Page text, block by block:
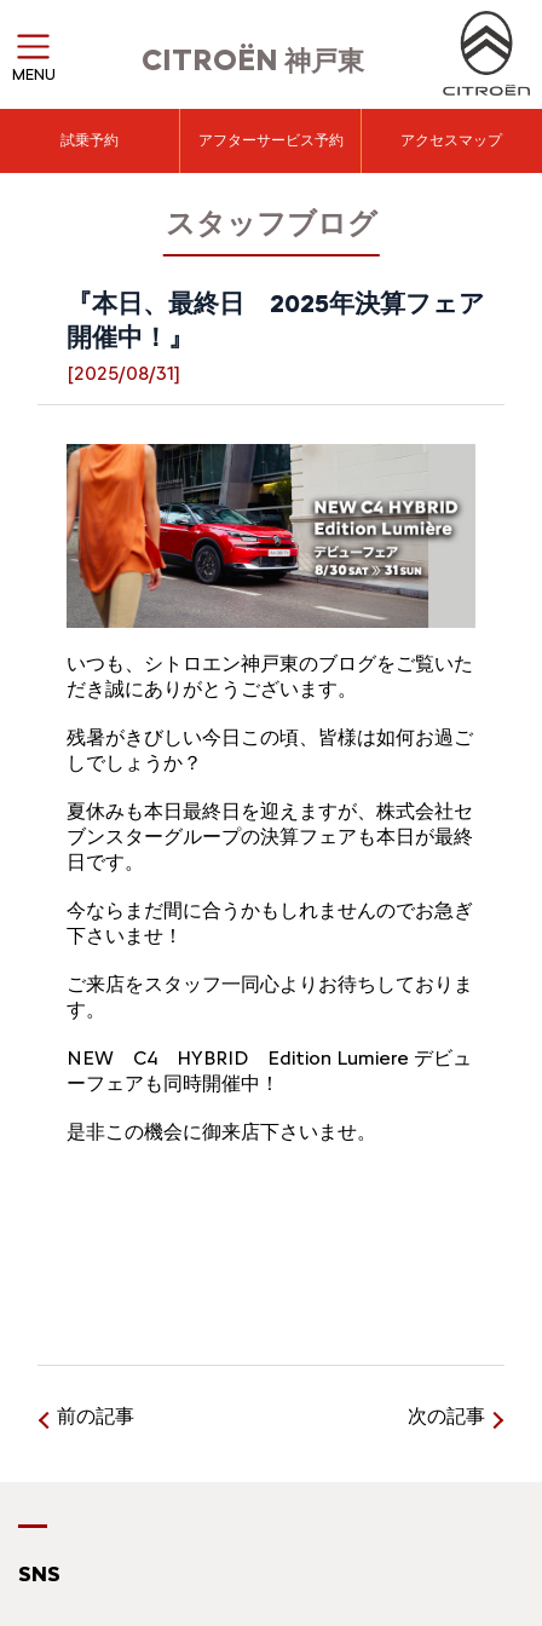
CITROËN神戸東
MENU
試乗予約 アフターサービス予約 アクセスマップ
スタッフブログ
『本日、最終日 2025年決算フェア
開催中！』
[2025/08/31]
いつも、シトロエン神戸東のブログをご覧いた
だき誠にありがとうございます。
残暑がきびしい今日この頃、皆様は如何お過ご
しでしょうか？
夏休みも本日最終日を迎えますが、株式会社セ
ブンスターグループの決算フェアも本日が最終
日です。
今ならまだ間に合うかもしれませんのでお急ぎ
下さいませ！
ご来店をスタッフ一同心よりお待ちしておりま
す。
NEW C4 HYBRID Edition Lumiere デビュ
ーフェアも同時開催中！
是非この機会に御来店下さいませ。
前の記事 次の記事
SNS